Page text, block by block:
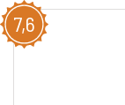
7,6